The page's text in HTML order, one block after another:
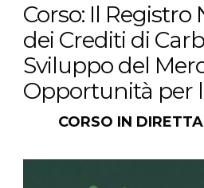
Corso: Il Registro
dei Crediti di
Sviluppo del
Opportunità per
CORSO IN